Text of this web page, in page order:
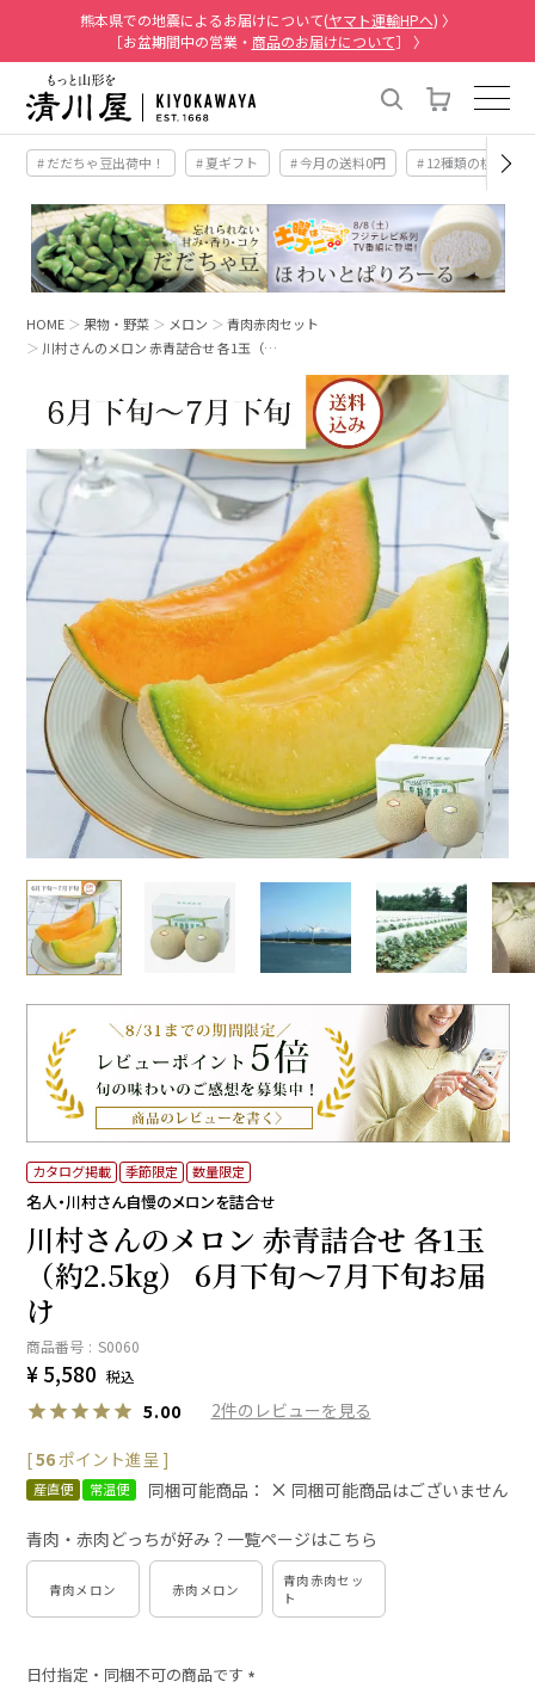
熊本県での地震によるお届けについて(ヤマト運輸HPへ) 〉
［お盆期間中の営業・ 商品のお届けについて］ 〉
# だだちゃ豆出荷中！ # 夏ギフト # 今月の送料0円 # 12種類の桃
HOME 果物・野菜 メロン
青肉赤肉セット
川村さんのメロン 赤青詰合せ 各1玉（…
カタログ掲載 季節限定 数量限定
名人・川村さん自慢のメロンを詰合せ
川村さんのメロン 赤青詰合せ 各1玉
（約2.5kg） 6月下旬～7月下旬お届
け
商品番号 S0060
¥ 5,580 税込
5.00 2
[56ポイント進呈 ]
産直便 常温便 同梱可能商品： 同梱可能商品はございません
青肉・赤肉どっちが好み？一覧ページはこちら
青肉メロン 赤肉メロン
青肉赤肉セッ
ト
日付指定・同梱不可の商品です